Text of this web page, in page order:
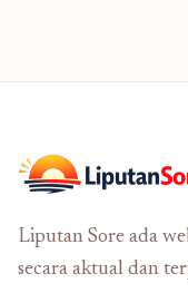
Liputan Sore ada
secara aktual dan